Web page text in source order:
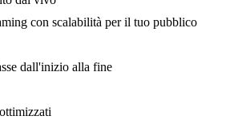
con scalabilità per il tuo pubblico
dall'inizio alla fine